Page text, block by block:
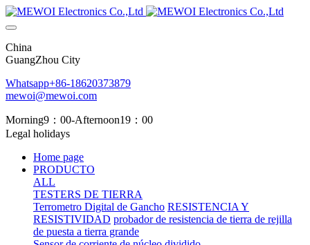
China
GuangZhou City
Whatsapp+86-18620373879
mewoi@mewoi.com
Morning9：00-Afternoon19：00
Legal holidays
Home page
PRODUCTO
ALL
TESTERS DE TIERRA
Terrometro Digital de Gancho RESISTENCIA Y
RESISTIVIDAD probador de resistencia de tierra de rejilla
de puesta a tierra grande